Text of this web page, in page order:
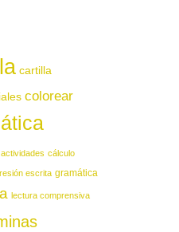
cartilla
colorear
cálculo
escrita gramática
lectura comprensiva